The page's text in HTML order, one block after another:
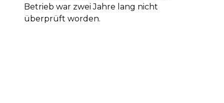
Betrieb war zwei Jahre lang nicht
überprüft worden.